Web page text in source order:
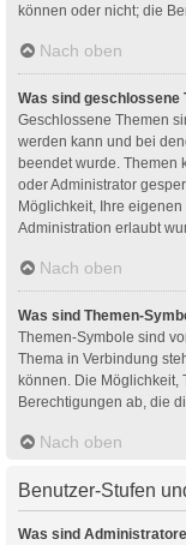
können oder nicht; die
Nach oben
Was sind geschlossene
Geschlossene Themen
werden kann und bei
beendet wurde. Themen
oder Administrator
Möglichkeit, Ihre
Administration erlaubt
Nach oben
Was sind Themen-
Themen-Symbole sind
Thema in Verbindung
können. Die Möglichkeit,
Berechtigungen ab, die
Nach oben
Benutzer-Stufen
Was sind